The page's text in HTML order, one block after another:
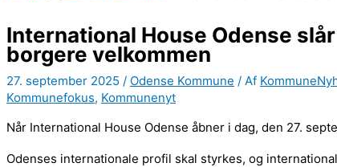
International House Odense
borgere velkommen
27. september 2025 / Odense Kommune / Af
Kommunefokus, Kommunenyt
Når International House Odense åbner i dag, den 27.
Odenses internationale profil skal styrkes, og